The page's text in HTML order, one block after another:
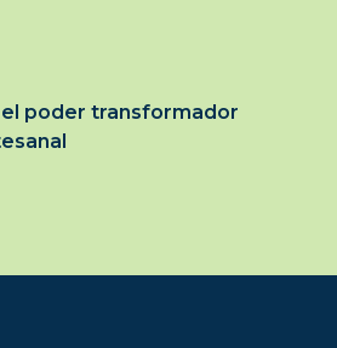
el poder transformador